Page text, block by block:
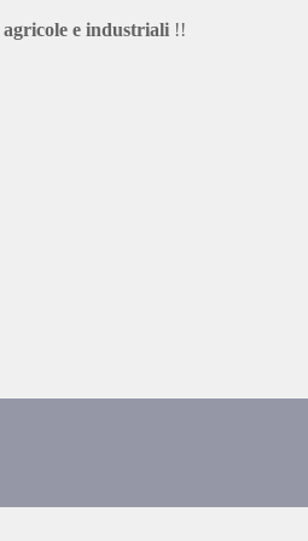
e industriali !!